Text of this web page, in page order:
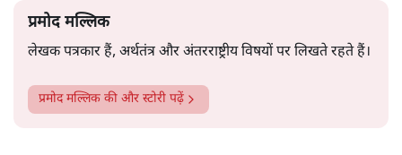
मंदिर जाने के फ़ैसले पर सरकार ने रोक नहीं लगाई है।